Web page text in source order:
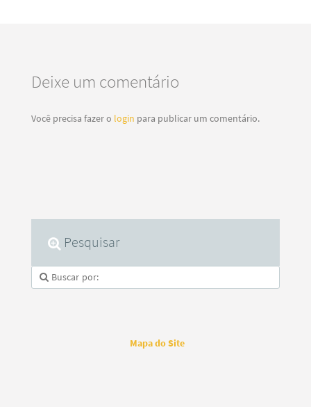
Deixe um comentário
Você precisa fazer o login para publicar um comentário.
Pesquisar
Mapa do Site